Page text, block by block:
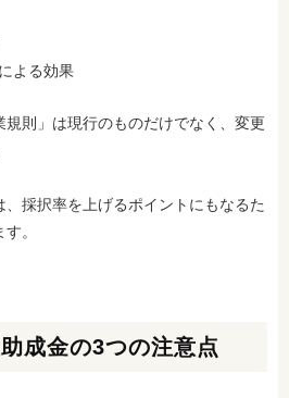
よる効果
規則」は現行のものだけでなく、変更
採択率を上げるポイントにもなるた
。
成金の3つの注意点